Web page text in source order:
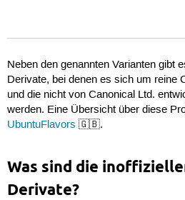
Neben den genannten Varianten gibt
Derivate, bei denen es sich um reine
und die nicht von Canonical Ltd.
werden. Eine Übersicht über diese
UbuntuFlavors 🇬🇧.
Was sind die
Derivate?